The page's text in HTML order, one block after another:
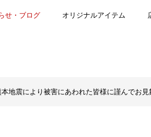
せ・ブログ オリジナルアイテム
地震により被害にあわれた皆様に謹んでお